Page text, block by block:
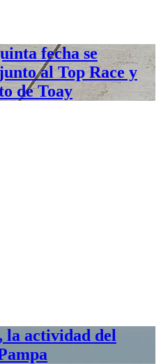
fecha se
al Top Race y
de Toay
la actividad del